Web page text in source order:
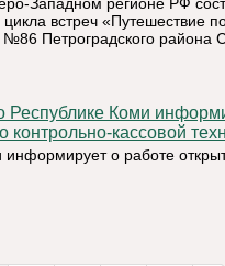
встреч «Путешествие
Петроградского района
контрольно-кассовой
о работе